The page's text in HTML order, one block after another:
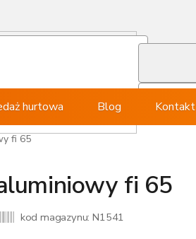
hurtowa Blog Kontakt
fi 65
fi 65
kod magazynu: N1541